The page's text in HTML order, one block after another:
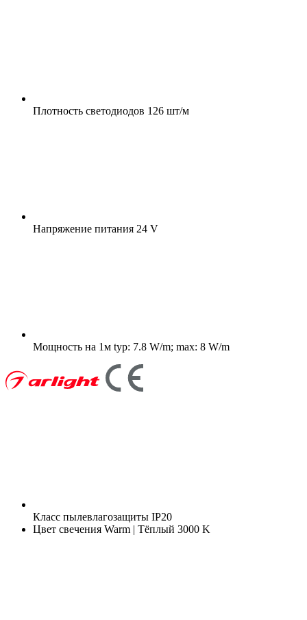
Плотность светодиодов 126 шт/м
Напряжение питания 24 V
Мощность на 1м typ: 7.8 W/m; max: 8 W/m
Класс пылевлагозащиты IP20
Цвет свечения Warm | Тёплый 3000 K